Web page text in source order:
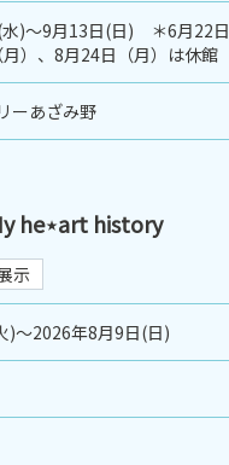
)～9月13日(日) ＊6月22日
）、8月24日（月）は休館
ーあざみ野
he⋆art history
示
)～2026年8月9日(日)